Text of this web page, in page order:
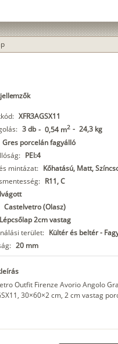
XFR3AGSX11
3 db - 0,54 m2 - 24,3 kg
Gres porcelán fagyálló
PEI:4
mintázat: Kőhatású, Matt,
R11, C
Castelvetro (Olasz)
Lépcsőlap 2cm vastag
terület: Kültér és beltér -
20 mm
Outfit Firenze Avorio Angolo
30×60×2 cm, 2 cm vastag